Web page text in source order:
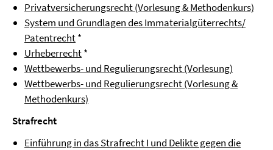
Privatversicherungsrecht (Vorlesung & Methodenkurs)
System und Grundlagen des Immaterialgüterrechts/
Patentrecht*
Urheberrecht*
Wettbewerbs- und Regulierungsrecht (Vorlesung)
Wettbewerbs- und Regulierungsrecht (Vorlesung &
Methodenkurs)
Strafrecht
Einführung in das Strafrecht I und Delikte gegen die